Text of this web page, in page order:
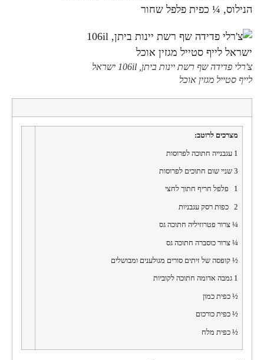
הנילוס, ¼ כפית פלפל שחור
צ'רלי פדידה שף רשת יינות ביתן, 106il ישראל
לייף סטייל מגזין אוכל
מצרכים לרוטב:
¼ צרור פטרוזיליה חתוכה גס
¼ צרור כוסברה חתוכה גס
½ קופסה של זיתים סורים מגולענים ומבושלים
½ כפית כמון
½ כפית כורכום
½ כפית מלח